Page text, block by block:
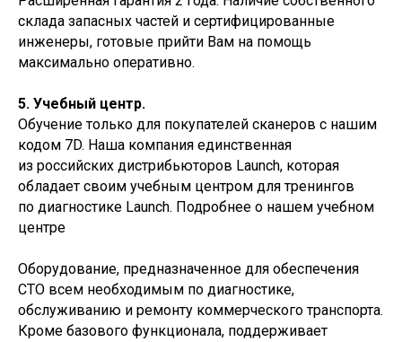
склада запасных частей и сертифицированные
инженеры, готовые прийти Вам на помощь
максимально оперативно.
5. Учебный центр.
Обучение только для покупателей сканеров с нашим
кодом 7D. Наша компания единственная
из российских дистрибьюторов Launch, которая
обладает своим учебным центром для тренингов
по диагностике Launch. Подробнее о нашем учебном
центре
Оборудование, предназначенное для обеспечения
СТО всем необходимым по диагностике,
обслуживанию и ремонту коммерческого транспорта.
Кроме базового функционала, поддерживает